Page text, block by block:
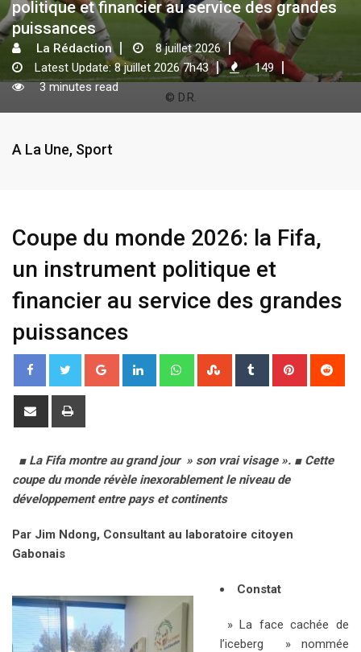
politique et financier au service des grandes
puissances
La Rédaction
8 juillet 2026
Latest Update: 8 juillet 2026 7h43
149
3 minutes read
© D.R.
A La Une, Sport
Coupe du monde 2026: la Fifa,
un instrument politique et
financier au service des grandes
puissances
o
e
+
i
d
I
n
h
a
p
p
t
l
e
o
u
r
i
r
e
h
r
e
v
a
E
a
i
l
r
n
t
■La Fifa montre au grand jour » son vrai visage ». ■Cette
coupe du monde révèle inexorablement le niveau de
développement entre pays et continents
Par Jim Ndong, Consultant au laboratoire citoyen
Gabonais
Constat
» La face cachée de
l’iceberg » nommée